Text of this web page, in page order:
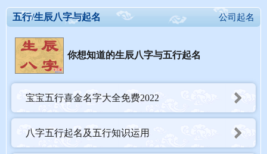
公司起名
五行/生辰八字与起名
你想知道的生辰八字与五行起名
宝宝五行喜金名字大全免费2022
八字五行起名及五行知识运用